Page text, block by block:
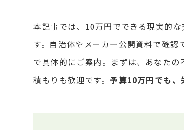
本記事では、10万円でできる現実的
す。自治体やメーカー公開資料で確
で具体的にご案内。まずは、あなた
積もりも歓迎です。予算10万円でも、